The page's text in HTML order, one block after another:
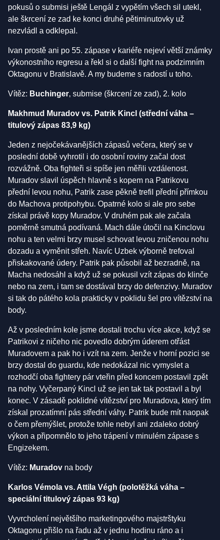
pokusů o submisi ještě Lengál z vypětím všech sil utekl,
ale škrcení ze zad ke konci druhé pětiminutovky už
nezvládl a odklepal.
Ivan prostě ani po 55. zápase v kariéře nejeví větší známky
výkonostního regresu a řekl si o další fight na podzimním
Oktagonu v Bratislavě. A my budeme s radostí u toho.
Vítěz: Buchinger, submise (škrcení ze zad), 2. kolo
Makhmud Muradov vs. Patrik Kincl (střední váha –
titulový zápas 83,9 kg)
Jeden z nejočekávanějších zápasů večera, který se v
poslední době vyhrotil i do osobní roviny začal dost
rozvážně. Oba fighteři si spíše jen měřili vzdálenost.
Muradov slavil úspěch hlavně s kopem na Patrikovu
přední levou nohu, Patrik zase pěkně trefil přední přímkou
do Machova protipohybu. Opatrné kolo si ale pro sebe
získal právě kopy Muradov. V druhém pak ale začala
poměrně smutná podívaná. Mach dále útočil na Kinclovu
nohu a ten velmi brzy musel schovat levou zničenou nohu
dozadu a vyměnit střeh. Navíc Uzbek výborně trefoval
přiskakované údery. Patrik pak působil až bezradně, na
Macha nedosáhl a když už se pokusil vzít zápas do klinče
nebo na zem, i tam se dostával brzy do defenzivy. Muradov
si tak do pátého kola prakticky v poklidu šel pro vítězství na
body.
Až v posledním kole jsme dostali trochu více akce, když se
Patrikovi z ničeho nic povedlo dobrým úderem otřást
Muradovem a pak ho i vzít na zem. Jenže v horní pozici se
brzy dostal do guardu, kde nedokázal nic vymyslet a
rozhodčí oba fightery pár vteřin před koncem postavil zpět
na nohy. Vyčerpaný Kincl už se jen tak tak postavil a byl
konec. V zásadě poklidné vítězství pro Muradova, který tím
získal prozatímní pás střední váhy. Patrik bude mít naopak
o čem přemýšlet, protože tohle nebyl ani zdaleko dobrý
výkon a připomnělo to jeho trápení v minulém zápase s
Engizekem.
Vítěz: Muradov na body
Karlos Vémola vs. Attila Végh (polotěžká váha –
speciální titulový zápas 93 kg)
Vyvrcholení největšího marketingového majstrštyku
Oktagonu přišlo na řadu až v jednu hodinu ráno a i